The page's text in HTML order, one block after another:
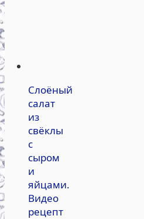
Слоёный
салат
из
свёклы
с
сыром
и
яйцами.
Видео
рецепт